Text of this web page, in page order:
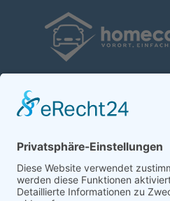
sicher online[+]